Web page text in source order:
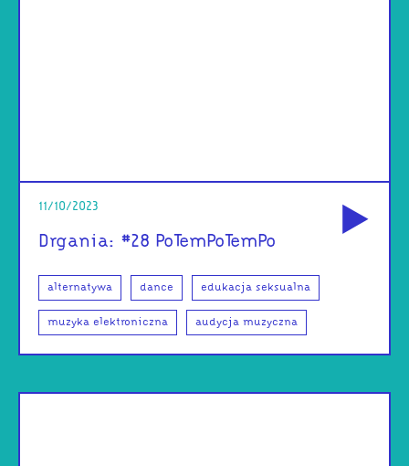
11/10/2023
Drgania: #28 PoTemPoTemPo
alternatywa dance edukacja seksualna
muzyka elektroniczna audycja muzyczna